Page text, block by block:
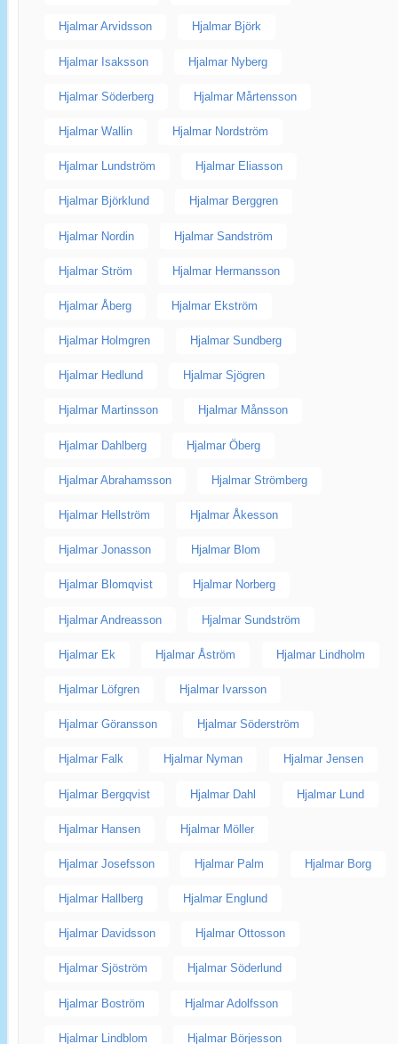
Hjalmar Arvidsson Hjalmar Björk
Hjalmar Isaksson Hjalmar Nyberg
Hjalmar Söderberg Hjalmar Mårtensson
Hjalmar Wallin Hjalmar Nordström
Hjalmar Lundström Hjalmar Eliasson
Hjalmar Björklund Hjalmar Berggren
Hjalmar Nordin Hjalmar Sandström
Hjalmar Ström Hjalmar Hermansson
Hjalmar Åberg Hjalmar Ekström
Hjalmar Holmgren Hjalmar Sundberg
Hjalmar Hedlund Hjalmar Sjögren
Hjalmar Martinsson Hjalmar Månsson
Hjalmar Dahlberg Hjalmar Öberg
Hjalmar Abrahamsson Hjalmar Strömberg
Hjalmar Hellström Hjalmar Åkesson
Hjalmar Jonasson Hjalmar Blom
Hjalmar Blomqvist Hjalmar Norberg
Hjalmar Andreasson Hjalmar Sundström
Hjalmar Ek Hjalmar Åström Hjalmar Lindholm
Hjalmar Löfgren Hjalmar Ivarsson
Hjalmar Göransson Hjalmar Söderström
Hjalmar Falk Hjalmar Nyman Hjalmar Jensen
Hjalmar Bergqvist Hjalmar Dahl Hjalmar Lund
Hjalmar Hansen Hjalmar Möller
Hjalmar Josefsson Hjalmar Palm Hjalmar Borg
Hjalmar Hallberg Hjalmar Englund
Hjalmar Davidsson Hjalmar Ottosson
Hjalmar Sjöström Hjalmar Söderlund
Hjalmar Boström Hjalmar Adolfsson
Hjalmar Lindblom Hjalmar Börjesson